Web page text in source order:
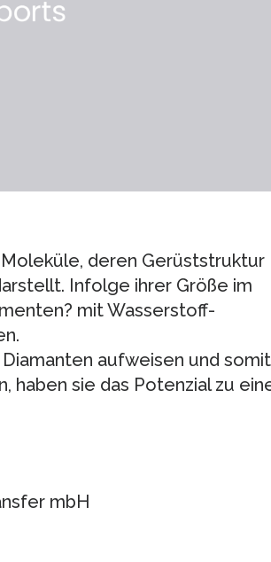
deren Gerüststruktur
Infolge ihrer Größe im
mit Wasserstoff-
aufweisen und somit
haben sie das Potenzial zu
mbH